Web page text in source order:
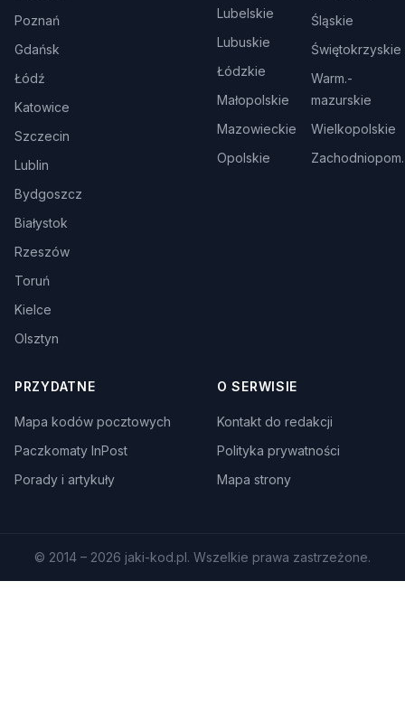
Poznań
Gdańsk
Łódź
Katowice
Szczecin
Lublin
Bydgoszcz
Białystok
Rzeszów
Toruń
Kielce
Olsztyn
Lubelskie
Lubuskie
Łódzkie
Małopolskie
Mazowieckie
Opolskie
Śląskie
Świętokrzyskie
Warm.-
mazurskie
Wielkopolskie
Zachodniopom.
PRZYDATNE
Mapa kodów pocztowych
Paczkomaty InPost
Porady i artykuły
O SERWISIE
Kontakt do redakcji
Polityka prywatności
Mapa strony
© 2014 – 2026 jaki-kod.pl. Wszelkie prawa zastrzeżone.